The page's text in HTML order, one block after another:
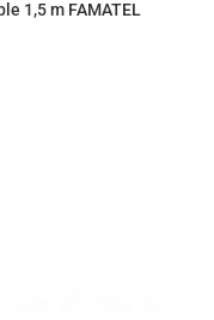
1,5 m FAMATEL